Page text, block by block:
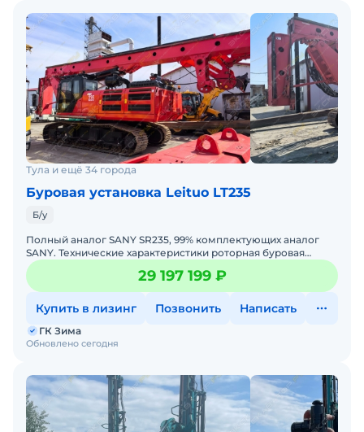
Тула и ещё 34 города
Буровая установка Leituo LT235
Б/у
Полный аналог SANY SR235, 99% комплектующих аналог
SANY. Технические характеристики роторная буровая
установка LEITUO LT235:• Год выпуска: 2023;• Нара
29 197 199 ₽
Купить в лизинг Позвонить Написать
Обновлено сегодня
ГК Зима